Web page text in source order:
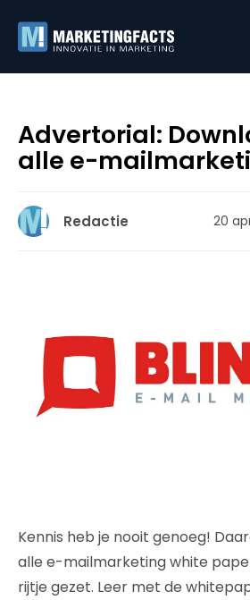
Advertorial:
alle e-
Redactie 20
Kennis heb je nooit genoeg!
alle e-mailmarketing white
rijtje gezet. Leer met de